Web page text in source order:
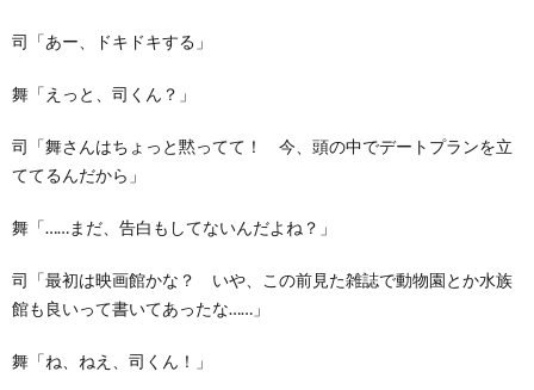
司「あー、ドキドキする」
舞「えっと、司くん？」
司「舞さんはちょっと黙ってて！ 今、頭の中でデートプランを立
ててるんだから」
舞「……まだ、告白もしてないんだよね？」
司「最初は映画館かな？ いや、この前見た雑誌で動物園とか水族
館も良いって書いてあったな……」
舞「ね、ねえ、司くん！」